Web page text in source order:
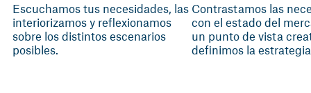
Escuchamos tus necesidades, las
interiorizamos y reflexionamos
sobre los distintos escenarios
posibles.
Contrastamos las
con el estado del
un punto de vista
definimos la